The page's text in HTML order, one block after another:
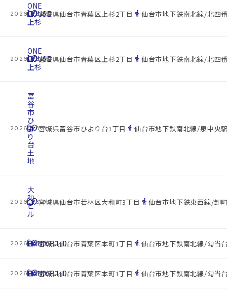
2026.08.09
cottage
ONE
HOUSE
上杉
location_on宮城県仙台市青葉区上杉2丁目 directions_walk 仙台市地下鉄南北線/北四
2026.08.09
cottage
ONE
HOUSE
上杉
location_on宮城県仙台市青葉区上杉2丁目 directions_walk 仙台市地下鉄南北線/北四
2026.08.09
cottage
富
谷
市
ひ
よ
り
台
土
地
location_on宮城県富谷市ひより台1丁目 directions_walk仙台市地下鉄南北線/泉中央
2026.08.09
cottage
大
和
ビ
ル
location_on宮城県仙台市若林区大和町3丁目 directions_walk 仙台市地下鉄東西線/卸
2026.08.09
cottage
HANIX.B.L.D
location_on宮城県仙台市青葉区本町1丁目 directions_walk 仙台市地下鉄南北線/勾当
2026.08.09
cottage
HANIX.B.L.D
location_on宮城県仙台市青葉区本町1丁目 directions_walk 仙台市地下鉄南北線/勾当